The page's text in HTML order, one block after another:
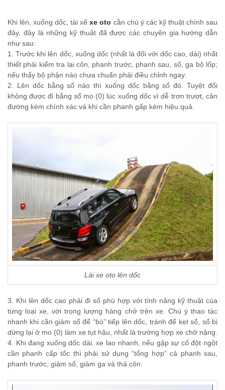
Khi lên, xuống dốc, tài xếxe oto cần chú ý các kỹ thuật chính sau
đây, đây là những kỹ thuật đã được các chuyên gia hướng dẫn
như sau:
1. Trước khi lên dốc, xuống dốc (nhất là đối với dốc cao, dài) nhất
thiết phải kiểm tra lại côn, phanh trước, phanh sau, số, ga bộ lốp;
nếu thấy bộ phận nào chưa chuẩn phải điều chỉnh ngay.
2. Lên dốc bằng số nào thì xuống dốc bằng số đó. Tuyệt đối
không được đi bằng số mo (0) lúc xuống dốc vì dễ trơn trượt, căn
đường kém chính xác và khi cần phanh gấp kém hiệu quả.
Lái xe oto lên dốc
3. Khi lên dốc cao phải đi số phù hợp với tính năng kỹ thuật của
từng loại xe, với trọng lượng hàng chở trên xe. Chú ý thao tác
nhanh khi cần giảm số để “bò” tiếp lên dốc, tránh để kẹt số, số bị
dừng lại ở mo (0) làm xe tụt hậu, nhất là trường hợp xe chở nặng.
4. Khi đang xuống dốc dài, xe lao nhanh, nếu gặp sự cố đột ngột
cần phanh cấp tốc thì phải sử dụng “tổng hợp” cả phanh sau,
phanh trước, giảm số, giảm ga và thả côn.